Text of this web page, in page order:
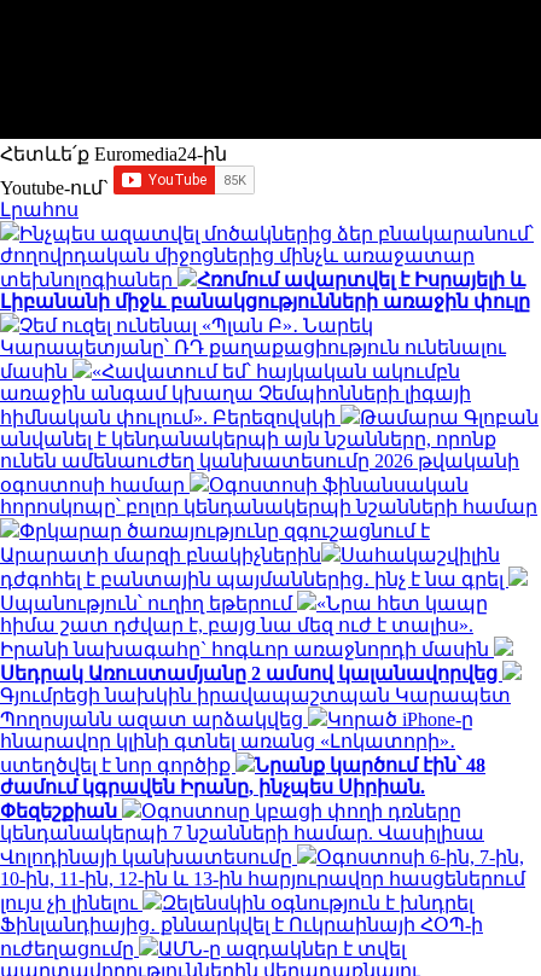
Հետևե՛ք Euromedia24-ին
Youtube-ում`
Լրահոս
Ինչպես ազատվել մոծակներից ձեր բնակարանում՝
ժողովրդական միջոցներից մինչև առաջատար
տեխնոլոգիաներ
Հռոմում ավարտվել է Իսրայելի և
Լիբանանի միջև բանակցությունների առաջին փուլը
Չեմ ուզել ունենալ «Պլան Բ»․ Նարեկ
Կարապետյանը՝ ՌԴ քաղաքացիություն ունենալու
մասին
«Հավատում եմ՝ հայկական ակումբն
առաջին անգամ կխաղա Չեմպիոնների լիգայի
հիմնական փուլում». Բերեզովսկի
Թամարա Գլոբան
անվանել է կենդանակերպի այն նշանները, որոնք
ունեն ամենաուժեղ կանխատեսումը 2026 թվականի
օգոստոսի համար
Օգոստոսի ֆինանսական
հորոսկոպը՝ բոլոր կենդանակերպի նշանների համար
Փրկարար ծառայությունը զգուշացնում է
Արարատի մարզի բնակիչներին
Սահակաշվիլին
դժգոհել է բանտային պայմաններից․ ինչ է նա գրել
Սպանություն՝ ուղիղ եթերում
«Նրա հետ կապը
հիմա շատ դժվար է, բայց նա մեզ ուժ է տալիս».
Իրանի նախագահը` հոգևոր առաջնորդի մասին
Սեդրակ Առուստամյանը 2 ամսով կալանավորվեց
Գյումրեցի նախկին իրավապաշտպան Կարապետ
Պողոսյանն ազատ արձակվեց
Կորած iPhone-ը
հնարավոր կլինի գտնել առանց «Լոկատորի»․
ստեղծվել է նոր գործիք
Նրանք կարծում էին՝ 48
ժամում կգրավեն Իրանը, ինչպես Սիրիան.
Փեզեշքիան
Օգոստոսը կբացի փողի դռները
կենդանակերպի 7 նշանների համար. Վասիլիսա
Վոլոդինայի կանխատեսումը
Օգոստոսի 6-ին, 7-ին,
10-ին, 11-ին, 12-ին և 13-ին հարյուրավոր հասցեներում
լույս չի լինելու
Զելենսկին օգնություն է խնդրել
Ֆինլանդիայից․ քննարկվել է Ուկրաինայի ՀՕՊ-ի
ուժեղացումը
ԱՄՆ-ը ազդակներ է տվել
պարտավորություններին վերադառնալու